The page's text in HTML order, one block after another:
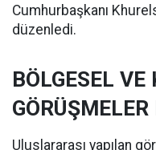
Cumhurbaşkanı
düzenledi.
BÖLGESEL VE
Uluslararası yapılan